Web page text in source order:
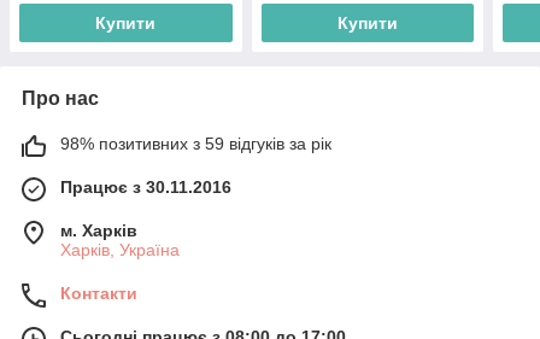
Купити Купити
Про нас
98% позитивних з 59 відгуків за рік
Працює з 30.11.2016
м. Харків
Харків, Україна
Контакти